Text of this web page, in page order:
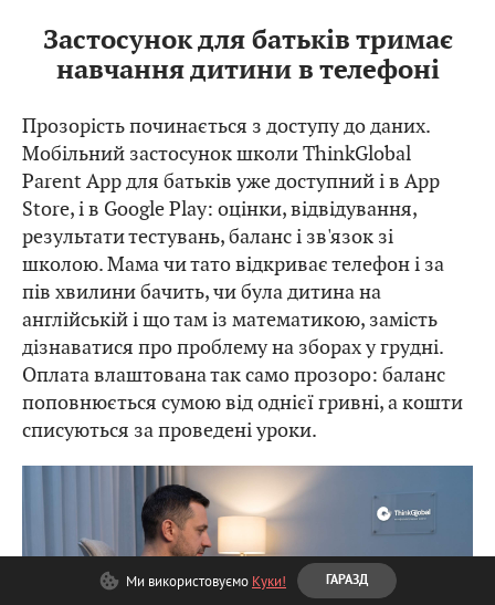
Застосунок для батьків тримає
навчання дитини в телефоні
Прозорість починається з доступу до даних.
Мобільний застосунок школи ThinkGlobal
Parent App для батьків уже доступний і в App
Store, і в Google Play: оцінки, відвідування,
результати тестувань, баланс і зв'язок зі
школою. Мама чи тато відкриває телефон і за
пів хвилини бачить, чи була дитина на
англійській і що там із математикою, замість
дізнаватися про проблему на зборах у грудні.
Оплата влаштована так само прозоро: баланс
поповнюється сумою від однієї гривні, а кошти
списуються за проведені уроки.
Ми використовуємо Куки! ГАРАЗД